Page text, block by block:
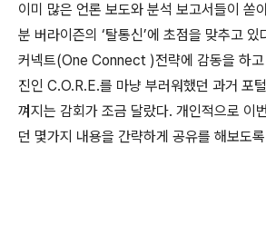
이미 많은 언론 보도와 분석 보고서들이 쏟
분 버라이즌의 ‘탈통신’에 초점을 맞추고
커넥트(One Connect )전략에 감동을 하고
진인 C.O.R.E.를 마냥 부러워했던 과거 포
껴지는 감회가 조금 달랐다. 개인적으로 이
던 몇가지 내용을 간략하게 공유를 해보도